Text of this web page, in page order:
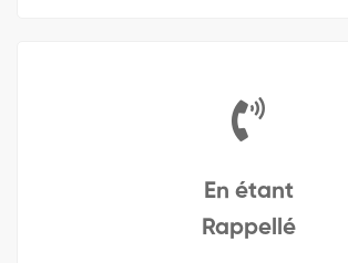
En étant
Rappellé